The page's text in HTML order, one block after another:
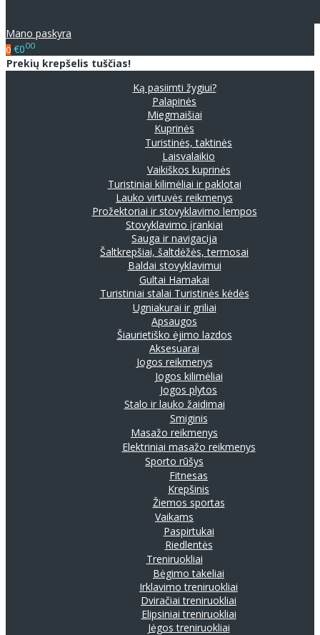
Mano paskyra
0 €000
Prekių krepšelis tuščias!
Ką pasiimti žygiui?
Palapinės
Miegmaišiai
Kuprinės
Turistinės, taktinės
Laisvalaikio
Vaikiškos kuprinės
Turistiniai kilimėliai ir paklotai
Lauko virtuvės reikmenys
Prožektoriai ir stovyklavimo lempos
Stovyklavimo įrankiai
Sauga ir navigacija
Šaltkrepšiai, šaltdėžės, termosai
Baldai stovyklavimui
Gultai Hamakai
Turistiniai stalai Turistinės kėdės
Ugniakurai ir griliai
Apsaugos
Šiaurietiško ėjimo lazdos
Aksesuarai
Jogos reikmenys
Jogos kilimėliai
Jogos plytos
Stalo ir lauko žaidimai
Smiginis
Masažo reikmenys
Elektriniai masažo reikmenys
Sporto rūšys
Fitnesas
Krepšinis
Žiemos sportas
Vaikams
Paspirtukai
Riedlentės
Treniruokliai
Bėgimo takeliai
Irklavimo treniruokliai
Dviračiai treniruokliai
Elipsiniai treniruokliai
Jėgos treniruokliai